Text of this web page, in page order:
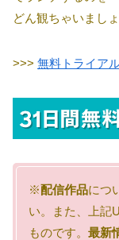
どん観ちゃいまし
>>> 無料トライア
※配信作品につ
い。また、上記
ものです。 最新